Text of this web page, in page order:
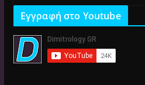
Εγγραφή στο Youtube